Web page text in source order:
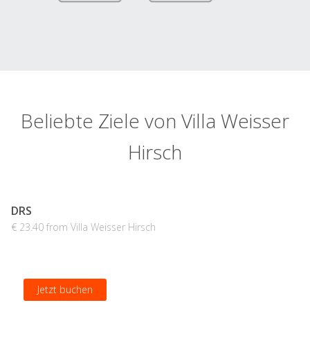
Beliebte Ziele von Villa Weisser
Hirsch
DRS
€ 23.40 from Villa Weisser Hirsch
Jetzt buchen